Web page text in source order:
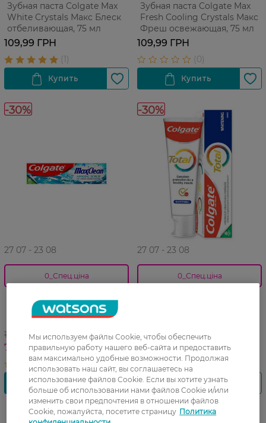
Зубная паста Colgate Max
White Crystals Макс Блеск
отбеливающая, 75 мл
109,99 ГРН
Зубная паста Colgate Max
Fresh Cooling Crystals Макс
Фреш освежающая, 75 мл
109,99 ГРН
-30%
27 07 - 23 08
0_Спец.ціна
Зубная паста Colgate Max
Clean Gentle Mineral Scrub
Бережная очистка, 75 мл
107,99 ГРН
75,49 ГРН
-30%
27 07 - 23 08
0_Спец.ціна
антибактериальная, 75 мл
148,99 ГРН
104,49 ГРН
-30%
Мы используем файлы Cookie, чтобы обеспечить
правильную работу нашего веб-сайта и предоставить
вам максимально удобные возможности. Продолжая
использовать наш сайт, вы соглашаетесь на
использование файлов Cookie. Если вы хотите узнать
больше об использовании нами файлов Cookie и/или
изменить свои предпочтения в отношении файлов
Cookie, пожалуйста, посетите страницу Политика